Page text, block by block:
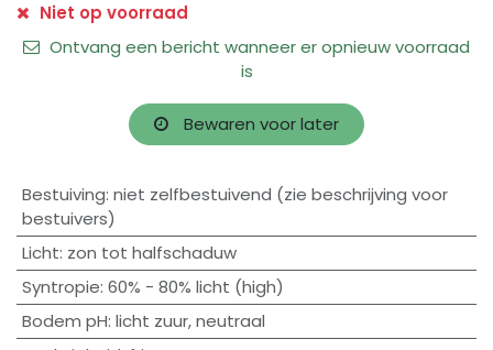
Niet op voorraad
Ontvang een bericht wanneer er opnieuw voorraad
is
Bewaren voor later
Bestuiving: niet zelfbestuivend (zie beschrijving voor
bestuivers)
Licht: zon tot halfschaduw
Syntropie: 60% - 80% licht (high)
Bodem pH: licht zuur,neutraal